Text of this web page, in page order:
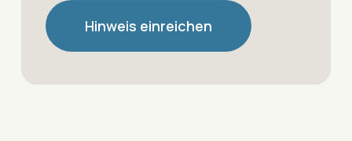
Hinweis einreichen